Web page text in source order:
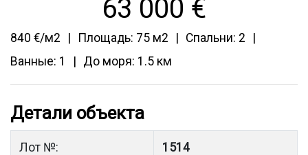
63 000 €
840 €/м2 Площадь: 75 м2
Спальни: 2
Ванные: 1
До моря: 1.5 км
Детали объекта
Лот №: 1514